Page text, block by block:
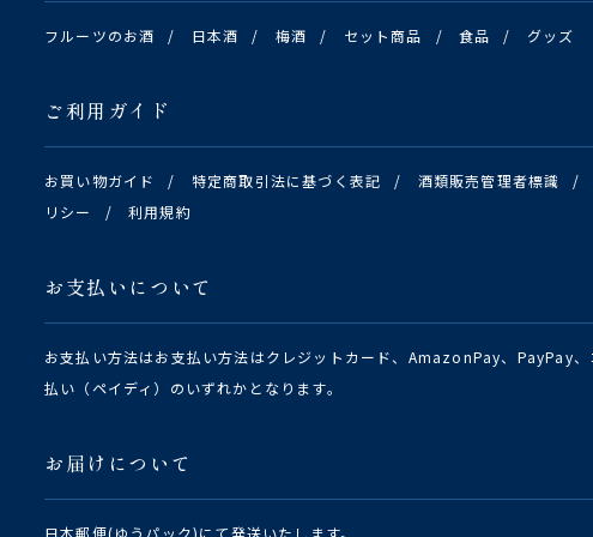
フルーツのお酒 / 日本酒 / 梅酒 / セット商品 / 食品 / グッズ
ご利用ガイド
お買い物ガイド / 特定商取引法に基づく表記 / 酒類販売管理者標識 /
リシー
/ 利用規約
お支払いについて
お支払い方法はお支払い方法はクレジットカード、AmazonPay、PayPay
払い（ペイディ）のいずれかとなります。
お届けについて